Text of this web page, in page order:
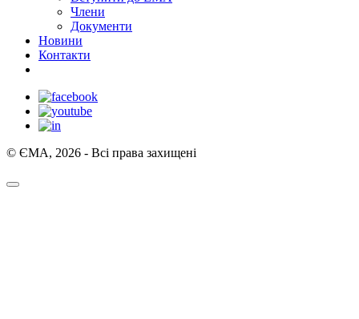
Члени
Документи
Новини
Контакти
© ЄМА, 2026 - Всі права захищені